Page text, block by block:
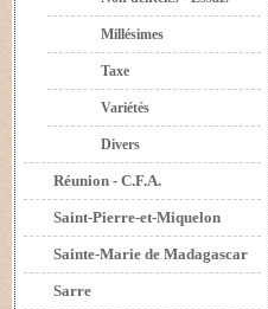
Millésimes
Taxe
Variétés
Divers
Réunion - C.F.A.
Saint-Pierre-et-Miquelon
Sainte-Marie de Madagascar
Sarre